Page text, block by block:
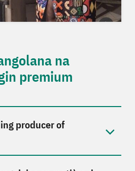
na
premium
producer of